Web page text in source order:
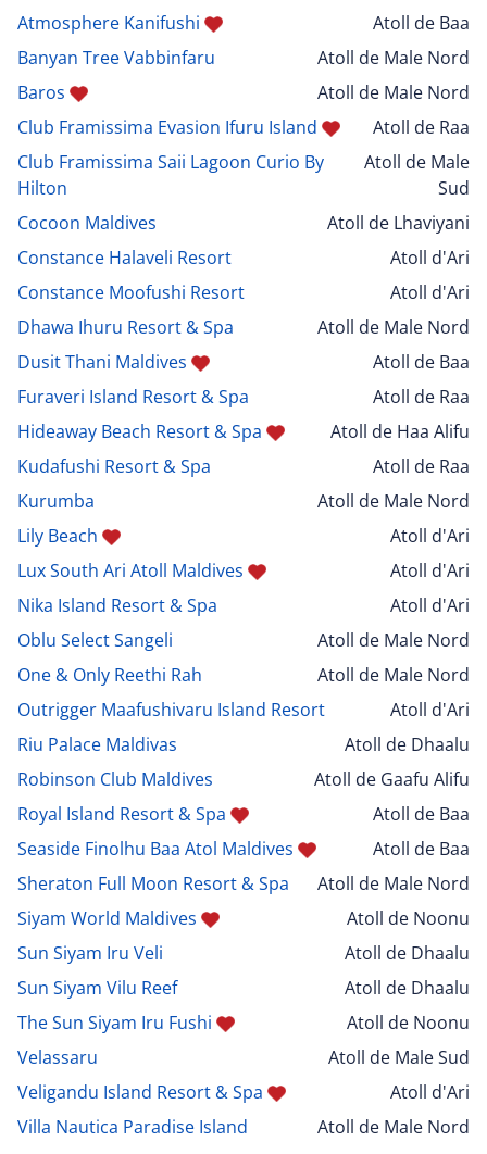
Atmosphere Kanifushi
Atoll de Baa
Banyan Tree Vabbinfaru
Atoll de Male Nord
Baros
Atoll de Male Nord
Club Framissima Evasion Ifuru Island
Atoll de Raa
Club Framissima Saii Lagoon Curio By
Hilton
Atoll de Male
Sud
Cocoon Maldives
Atoll de Lhaviyani
Constance Halaveli Resort
Atoll d'Ari
Constance Moofushi Resort
Atoll d'Ari
Dhawa Ihuru Resort & Spa
Atoll de Male Nord
Dusit Thani Maldives
Atoll de Baa
Furaveri Island Resort & Spa
Atoll de Raa
Hideaway Beach Resort & Spa
Atoll de Haa Alifu
Kudafushi Resort & Spa
Atoll de Raa
Kurumba
Atoll de Male Nord
Lily Beach
Atoll d'Ari
Lux South Ari Atoll Maldives
Atoll d'Ari
Nika Island Resort & Spa
Atoll d'Ari
Oblu Select Sangeli
Atoll de Male Nord
One & Only Reethi Rah
Atoll de Male Nord
Outrigger Maafushivaru Island Resort
Atoll d'Ari
Riu Palace Maldivas
Atoll de Dhaalu
Robinson Club Maldives
Atoll de Gaafu Alifu
Royal Island Resort & Spa
Atoll de Baa
Seaside Finolhu Baa Atol Maldives
Atoll de Baa
Sheraton Full Moon Resort & Spa
Atoll de Male Nord
Siyam World Maldives
Atoll de Noonu
Sun Siyam Iru Veli
Atoll de Dhaalu
Sun Siyam Vilu Reef
Atoll de Dhaalu
The Sun Siyam Iru Fushi
Atoll de Noonu
Velassaru
Atoll de Male Sud
Veligandu Island Resort & Spa
Atoll d'Ari
Villa Nautica Paradise Island
Atoll de Male Nord